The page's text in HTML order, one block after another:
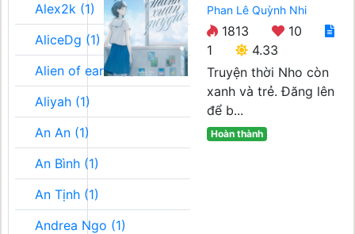
Alex2k (1)
AliceDg (1)
Alien of earth (1)
Aliyah (1)
An An (1)
An Bình (1)
An Tịnh (1)
Andrea Ngo (1)
Phan Lê Quỳnh Nhi
1813
10
1
4.33
Truyện thời Nho còn
xanh và trẻ. Đăng lên
để b...
Hoàn thành